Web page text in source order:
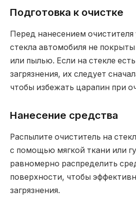
Подготовка к очистке
Перед нанесением очистителя
стекла автомобиля не
или пылью. Если на стекле
загрязнения, их следует
чтобы избежать царапин при
Нанесение средства
Распылите очиститель на
с помощью мягкой ткани или
равномерно распределить
поверхности, чтобы
загрязнения.